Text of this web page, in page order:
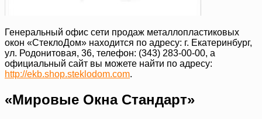
Генеральный офис сети продаж металлопластиковых
окон «СтеклоДом» находится по адресу: г. Екатеринбург,
ул. Родонитовая, 36, телефон: (343) 283-00-00, а
официальный сайт вы можете найти по адресу:
http://ekb.shop.steklodom.com.
«Мировые Окна Стандарт»